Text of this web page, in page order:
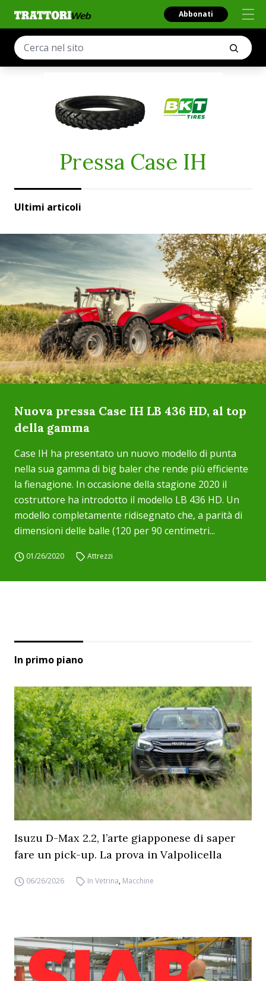
Abbonati
Pressa Case IH
Ultimi articoli
Nuova pressa Case IH LB 436 HD, al top
della gamma
Case IH ha presentato un nuovo modello di punta
nella sua gamma di big baler che rende più efficiente
la fienagione. In occasione della stagione 2020 il
costruttore ha introdotto il modello LB 436 HD. Un
modello completamente ridisegnato che, a parità di
dimensioni delle balle (120 per 90 centimetri...
01/26/2020 Attrezzi
In primo piano
Isuzu D-Max 2.2, l’arte giapponese di saper
fare un pick-up. La prova in Valpolicella
06/26/2026 In Vetrina, Macchine